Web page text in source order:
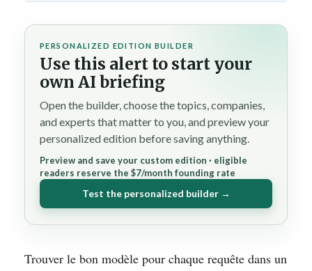
PERSONALIZED EDITION BUILDER
Use this alert to start your
own AI briefing
Open the builder, choose the topics, companies,
and experts that matter to you, and preview your
personalized edition before saving anything.
Preview and save your custom edition · eligible
readers reserve the $7/month founding rate
Test the personalized builder →
Trouver le bon modèle pour chaque requête dans un